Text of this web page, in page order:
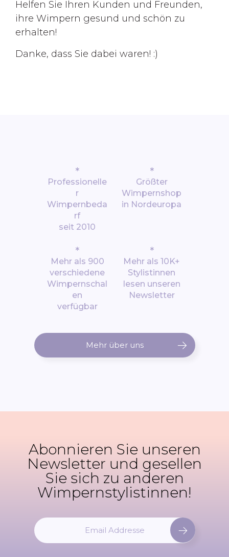
Helfen Sie Ihren Kunden und Freunden,
ihre Wimpern gesund und schön zu
erhalten!
Danke, dass Sie dabei waren! :)
*
Professionelle
r
Wimpernbeda
rf
seit 2010
*
Größter
Wimpernshop
in Nordeuropa
*
Mehr als 900
verschiedene
Wimpernschal
en
verfügbar
*
Mehr als 10K+
Stylistinnen
lesen unseren
Newsletter
Mehr über uns
Abonnieren Sie unseren
Newsletter und gesellen
Sie sich zu anderen
Wimpernstylistinnen!
M
e